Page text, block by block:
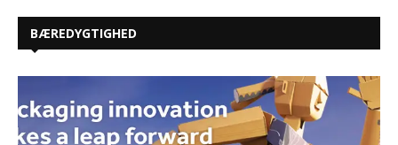
BÆREDYGTIGHED